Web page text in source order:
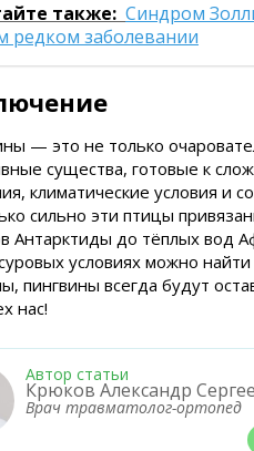
также: Синдром
редком заболевании
— это не только
существа, готовые к
климатические условия и
сильно эти птицы
Антарктиды до тёплых вод
условиях можно
пингвины всегда будут
нас!
Автор статьи
Крюков Александр
Врач травматолог-ортопед